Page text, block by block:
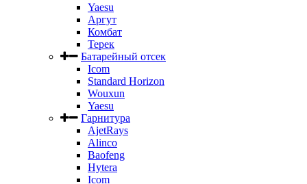
Yaesu
Аргут
Комбат
Терек
Батарейный отсек
Icom
Standard Horizon
Wouxun
Yaesu
Гарнитура
AjetRays
Alinco
Baofeng
Hytera
Icom